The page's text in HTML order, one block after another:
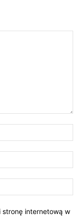
stronę internetową w